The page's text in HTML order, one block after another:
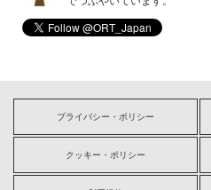
プライバシー・ポリシー
クッキー・ポリシー